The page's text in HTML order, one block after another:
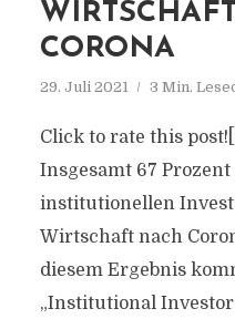
CORONA
29. Juli 2021 3 Min.
Click to rate this
Insgesamt 67
institutionellen
Wirtschaft nach
diesem Ergebnis
„Institutional Investor